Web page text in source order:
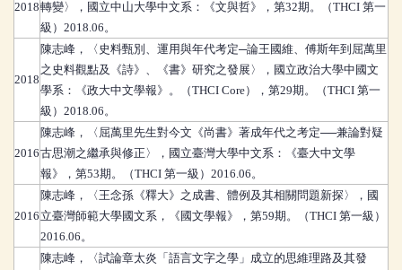
2018轉變〉，國立中山大學中文系：《文與哲》，第32期。（THCI 第一
級）2018.06。
2018
陳志峰 ，
〈史料甄別、運用與年代考定─論王國維、傅斯年到屈萬里
之史料觀點及《詩》、《書》研究之發展〉，國立政治大學中國文
學系：《政大中文學報》。（THCI Core），第29期。（THCI 第一
級）2018.06。
2016
陳志峰 ，
〈屈萬里先生對今文《尚書》著成年代之考定──兼論對疑
古思潮之繼承與修正〉，國立臺灣大學中文系：《臺大中文學
報》，第53期。（THCI 第一級）2016.06。
2016
陳志峰 ，
〈王念孫《釋大》之成書、體例及其相關問題新探〉，國
立臺灣師範大學國文系，《國文學報》，第59期。（THCI 第一級）
2016.06。
陳志峰 ，
〈試論章太炎「語言文字之學」成立的思維理路及其發